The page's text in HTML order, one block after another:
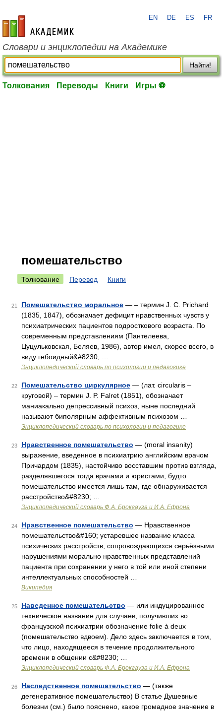
academic.ru
EN DE ES FR
Словари и энциклопедии на Академике
Найти!
Толкования Переводы Книги Игры ⚽
помешательство
Толкование Перевод Книги
21 Помешательство моральное — – термин J. C. Prichard
(1835, 1847), обозначает дефицит нравственных чувств у
психиатрических пациентов подросткового возраста. По
современным представлениям (Пантелеева,
Цуцульковская, Беляев, 1986), автор имел, скорее всего, в
виду гебоидный&#8230; …
Энциклопедический словарь по психологии и педагогике
22 Помешательство циркулярное — (лат. circularis –
круговой) – термин J. P. Falret (1851), обозначает
маниакально депрессивный психоз, ныне последний
называют биполярным аффективным психозом …
Энциклопедический словарь по психологии и педагогике
23 Нравственное помешательство — (moral insanity)
выражение, введенное в психиатрию английским врачом
Причардом (1835), настойчиво восставшим против взгляда,
разделявшегося тогда врачами и юристами, будто
помешательство имеется лишь там, где обнаруживается
расстройство&#8230; …
Энциклопедический словарь Ф.А. Брокгауза и И.А. Ефрона
24 Нравственное помешательство — Нравственное
помешательство&#160; устаревшее название класса
психических расстройств, сопровождающихся серьёзными
нарушениями морально нравственных представлений
пациента при сохранении у него в той или иной степени
интеллектуальных способностей …
Википедия
25 Наведенное помешательство — или индуцированное
техническое название для случаев, получивших во
французской психиатрии обозначение folie à deux
(помешательство вдвоем). Дело здесь заключается в том,
что лицо, находящееся в течение продолжительного
времени в общении с&#8230; …
Энциклопедический словарь Ф.А. Брокгауза и И.А. Ефрона
26 Наследственное помешательство — (также
дегенеративное помешательство) В статье Душевные
болезни (см.) было пояснено, какое громадное значение в